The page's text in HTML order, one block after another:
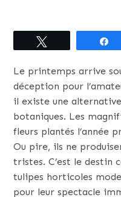
Le printemps arrive
déception pour
il existe une
botaniques. Les
fleurs plantés l’année
Ou pire, ils ne
tristes. C’est le destin
tulipes horticoles
pour leur spectacle